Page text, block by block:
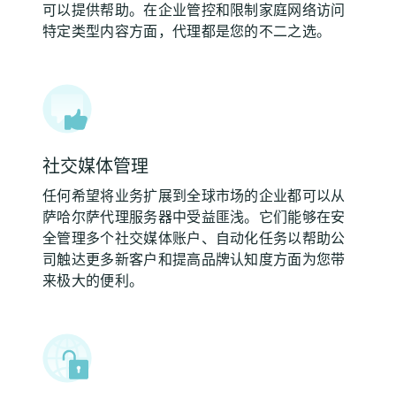
可以提供帮助。在企业管控和限制家庭网络访问
特定类型内容方面，代理都是您的不二之选。
社交媒体管理
任何希望将业务扩展到全球市场的企业都可以从
萨哈尔萨代理服务器中受益匪浅。它们能够在安
全管理多个社交媒体账户、自动化任务以帮助公
司触达更多新客户和提高品牌认知度方面为您带
来极大的便利。